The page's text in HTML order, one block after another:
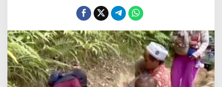
l
d
i
M
a
m
u
j
u
T